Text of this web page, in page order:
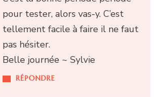
RÉPONDRE
pour tester, alors vas-y. C’est
tellement facile à faire il ne faut
pas hésiter.
Belle journée ~ Sylvie